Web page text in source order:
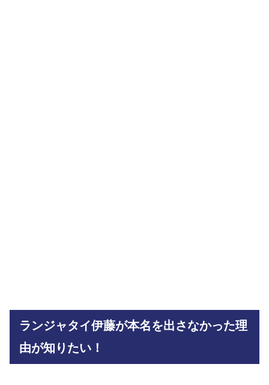
ランジャタイ伊藤が本名を出さなかった理
由が知りたい！